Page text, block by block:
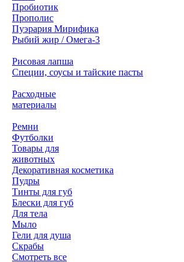
Пробиотик
Прополис
Пуэрария Мирифика
Рыбий жир / Омега-3
Рисовая лапша
Специи, соусы и тайские пасты
Расходные
материалы
Ремни
Футболки
Товары для
животных
Декоративная косметика
Пудры
Тинты для губ
Блески для губ
Для тела
Мыло
Гели для душа
Скрабы
Смотреть все